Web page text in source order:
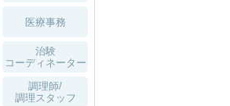
医療事務
治験
コーディネーター
調理師/
調理スタッフ